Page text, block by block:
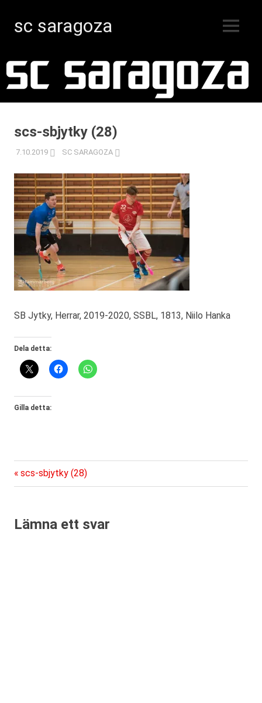
innehåll
sc saragoza
Kristinestad
sedan
MENY
scs-sbjytky (28)
7.10.2019 SC SARAGOZA
SB Jytky, Herrar, 2019-2020, SSBL, 1813, Niilo Hanka
Dela detta:
Gilla detta:
Inläggsnavigering
Föregående
inlägg:
scs-sbjytky (28)
Lämna ett svar